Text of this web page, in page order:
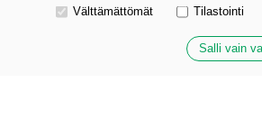
Valitse käytettävät evästeet
Välttämättömät Tilastointi
Salli vain